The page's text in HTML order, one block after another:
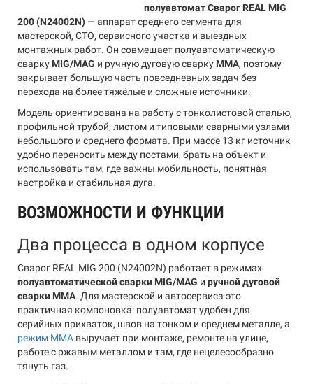
полуавтомат Сварог REAL MIG
200 (N24002N) — аппарат среднего сегмента для
мастерской, СТО, сервисного участка и выездных
монтажных работ. Он совмещает полуавтоматическую
сварку MIG/MAG и ручную дуговую сварку MMA, поэтому
закрывает большую часть повседневных задач без
перехода на более тяжёлые и сложные источники.
Модель ориентирована на работу с тонколистовой сталью,
профильной трубой, листом и типовыми сварными узлами
небольшого и среднего формата. При массе 13 кг источник
удобно переносить между постами, брать на объект и
использовать там, где важны мобильность, понятная
настройка и стабильная дуга.
ВОЗМОЖНОСТИ И ФУНКЦИИ
Два процесса в одном корпусе
Сварог REAL MIG 200 (N24002N) работает в режимах
полуавтоматической сварки MIG/MAG и ручной дуговой
сварки MMA. Для мастерской и автосервиса это
практичная компоновка: полуавтомат удобен для
серийных прихваток, швов на тонком и среднем металле, а
режим MMA выручает при монтаже, ремонте на улице,
работе с ржавым металлом и там, где нецелесообразно
тянуть газ.